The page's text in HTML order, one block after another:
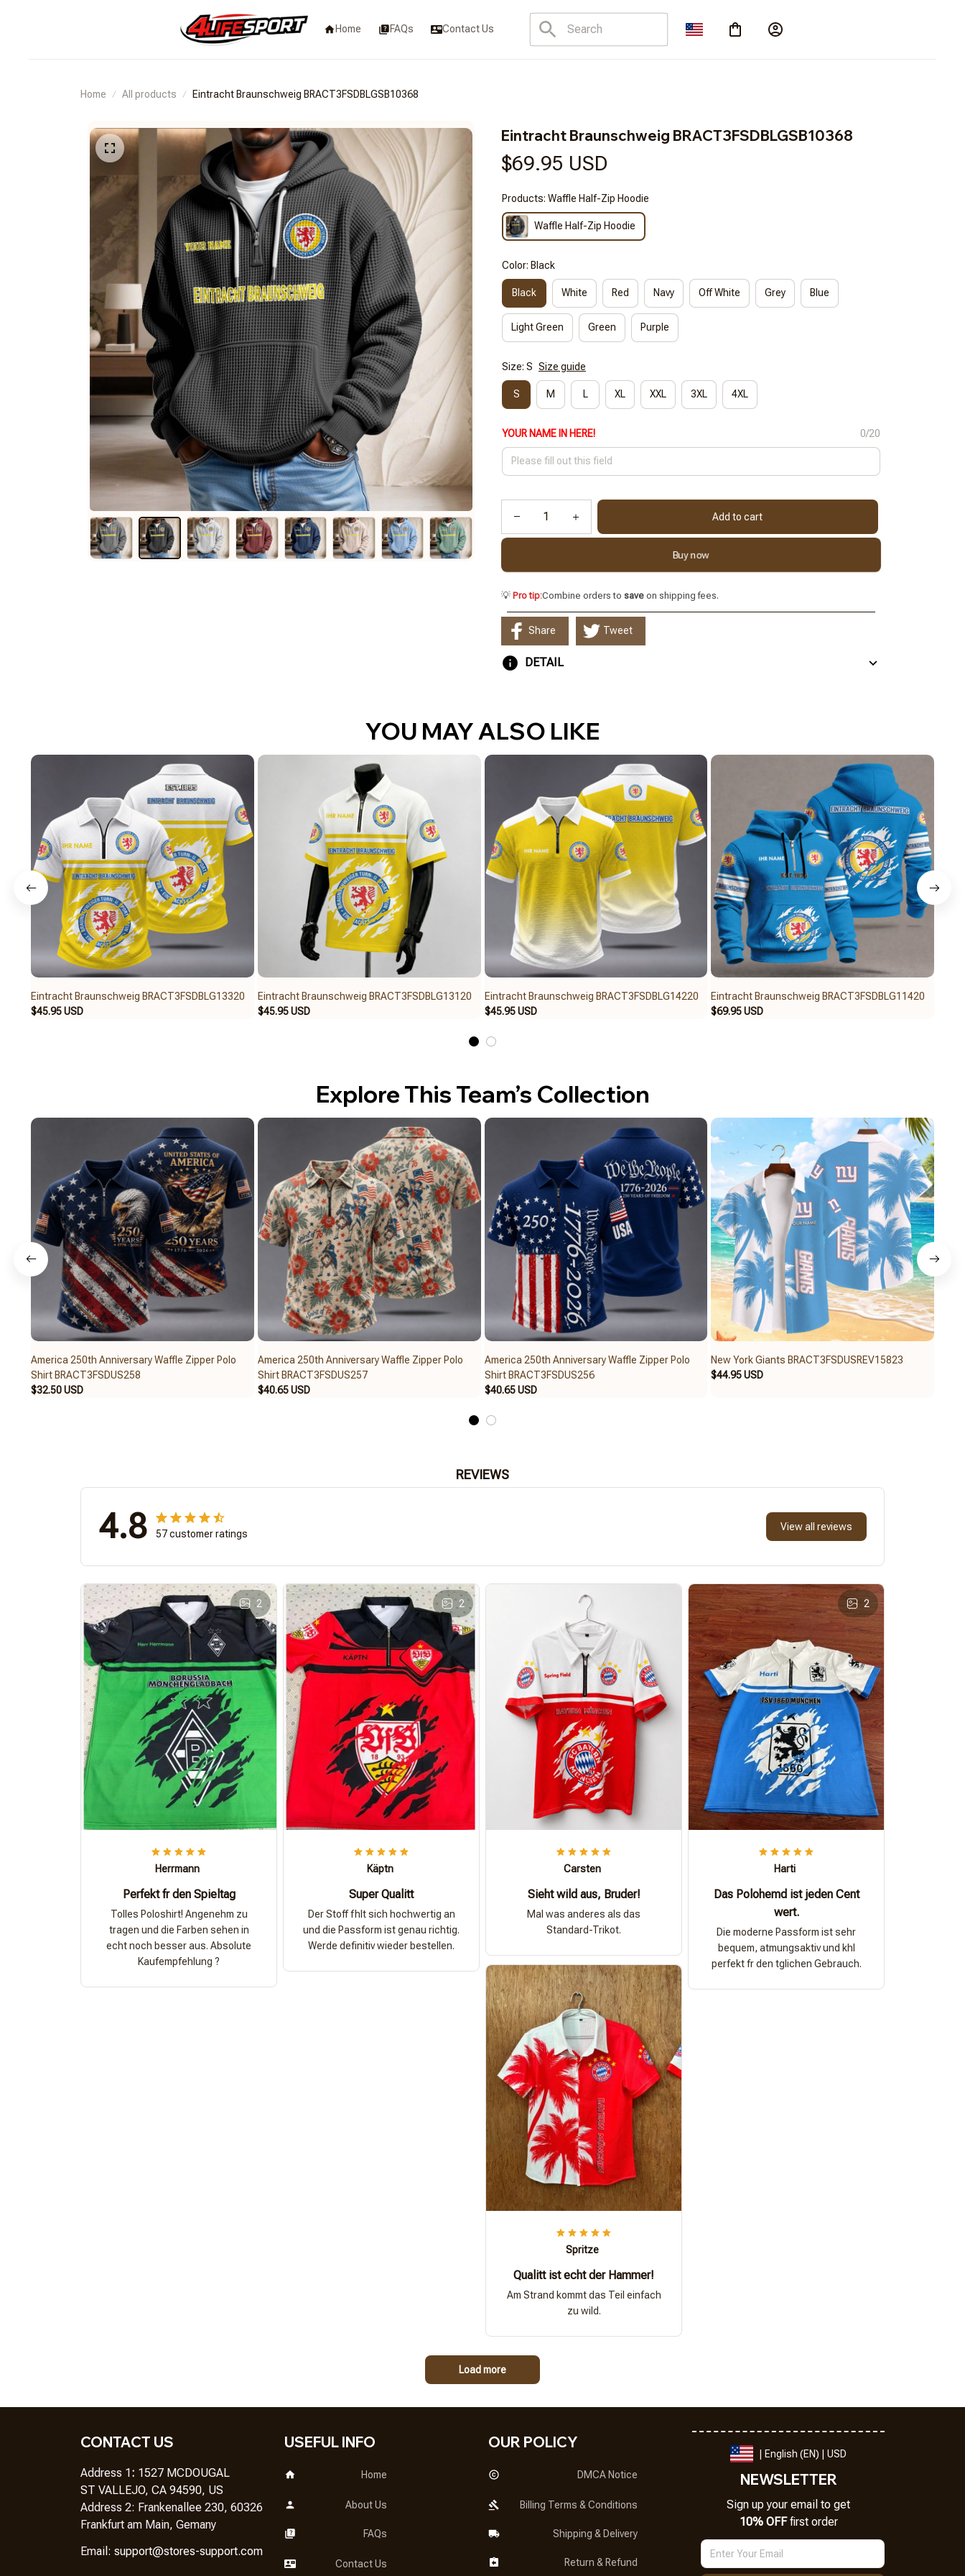
Home FAQs Contact Us
Home All products Eintracht Braunschweig BRACT3FSDBLGSB10368
Eintracht Braunschweig BRACT3FSDBLGSB10368
$69.95 USD
Products: Waffle Half-Zip Hoodie
Waffle Half-Zip Hoodie
Color: Black
Black White Red Navy Off White Grey Blue
Light Green Green Purple
Size: S Size guide
S M L XL XXL 3XL 4XL
YOUR NAME IN HERE! 0/20
Add to cart
Buy now
💡 Pro tip:Combine orders to save on shipping fees.
Share Tweet
DETAIL
YOU MAY ALSO LIKE
Eintracht Braunschweig BRACT3FSDBLG13320
$45.95 USD
Eintracht Braunschweig BRACT3FSDBLG13120
$45.95 USD
Eintracht Braunschweig BRACT3FSDBLG14220
$45.95 USD
Eintracht Braunschweig BRACT3FSDBLG11420
$69.95 USD
Explore This Team’s Collection
America 250th Anniversary Waffle Zipper Polo
Shirt BRACT3FSDUS258
$32.50 USD
America 250th Anniversary Waffle Zipper Polo
Shirt BRACT3FSDUS257
$40.65 USD
America 250th Anniversary Waffle Zipper Polo
Shirt BRACT3FSDUS256
$40.65 USD
New York Giants BRACT3FSDUSREV15823
$44.95 USD
REVIEWS
4.8 57 customer ratings
View all reviews
2
Herrmann
Perfekt fr den Spieltag
Tolles Poloshirt! Angenehm zu
tragen und die Farben sehen in
echt noch besser aus. Absolute
Kaufempfehlung ?
2
Käptn
Super Qualitt
Der Stoff fhlt sich hochwertig an
und die Passform ist genau richtig.
Werde definitiv wieder bestellen.
Carsten
Sieht wild aus, Bruder!
Mal was anderes als das
Standard-Trikot.
2
Harti
Das Polohemd ist jeden Cent
wert.
Die moderne Passform ist sehr
bequem, atmungsaktiv und khl
perfekt fr den tglichen Gebrauch.
Spritze
Qualitt ist echt der Hammer!
Am Strand kommt das Teil einfach
zu wild.
Load more
CONTACT US
Address 1: 1527 MCDOUGAL
ST VALLEJO, CA 94590, US
Address 2: Frankenallee 230, 60326
Frankfurt am Main, Gemany
Email: support@stores-support.com
USEFUL INFO
Home
About Us
FAQs
Contact Us
OUR POLICY
DMCA Notice
Billing Terms & Conditions
Shipping & Delivery
Return & Refund
| English (EN) | USD
NEWSLETTER
Sign up your email to get
10% OFF first order